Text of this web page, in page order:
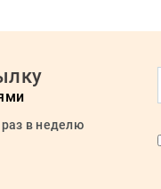
в неделю